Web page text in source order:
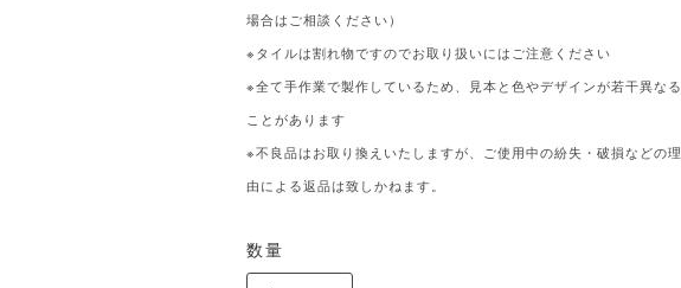
場合はご相談ください）
※タイルは割れ物ですのでお取り扱いにはご注意ください
※全て手作業で製作しているため、見本と色やデザインが若干異なる
ことがあります
※不良品はお取り換えいたしますが、ご使用中の紛失・破損などの理
由による返品は致しかねます。
数量